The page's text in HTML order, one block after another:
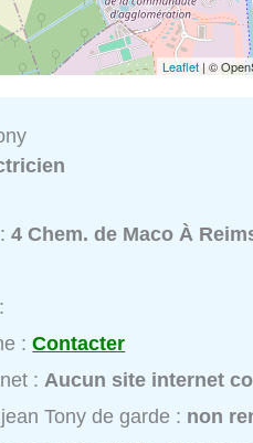
Leaflet | ©
:4 Chem. de Maco À
:Contacter
: Aucun site internet
Tony de garde : non